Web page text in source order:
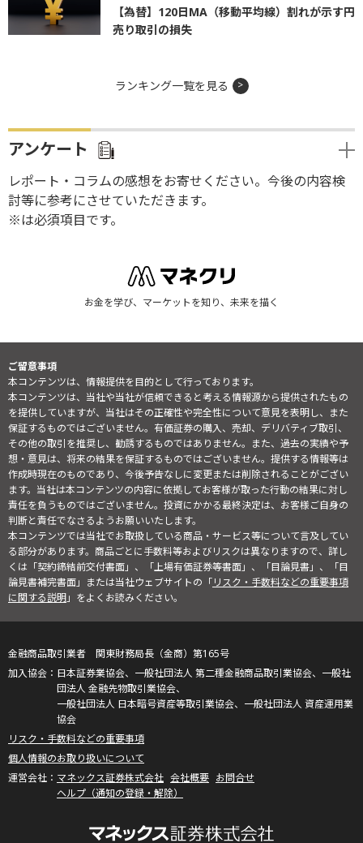
【為替】120日MA（移動平均線）割れが示す円
売り取引の損失
ランキング一覧を見る
アンケート
レポート・コラムの感想をお寄せください。今後の内容検
討等に参考にさせていただきます。
※は必須項目です。
お金を学び、マーケットを知り、未来を描く
ご留意事項
本コンテンツは、情報提供を目的として行っております。
本コンテンツは、当社や当社が信頼できると考える情報源から提供されたもの
を提供していますが、当社はその正確性や完全性について意見を表明し、また
保証するものではございません。有価証券の購入、売却、デリバティブ取引、
その他の取引を推奨し、勧誘するものではありません。また、過去の実績や予
想・意見は、将来の結果を保証するものではございません。提供する情報等は
作成時現在のものであり、今後予告なしに変更または削除されることがござい
ます。当社は本コンテンツの内容に依拠してお客様が取った行動の結果に対し
責任を負うものではございません。投資にかかる最終決定は、お客様ご自身の
判断と責任でなさるようお願いいたします。
本コンテンツでは当社でお取扱している商品・サービス等について言及してい
る部分があります。商品ごとに手数料等およびリスクは異なりますので、詳し
くは「契約締結前交付書面」、「上場有価証券等書面」、「目論見書」、「目
論見書補完書面」または当社ウェブサイトの「リスク・手数料などの重要事項
に関する説明」をよくお読みください。
金融商品取引業者 関東財務局長（金商）第165号
日本証券業協会、一般社団法人 第二種金融商品取引業協会、一般社
団法人 金融先物取引業協会、
一般社団法人 日本暗号資産等取引業協会、一般社団法人 資産運用業
協会
リスク・手数料などの重要事項
個人情報のお取り扱いについて
マネックス証券株式会社 会社概要 お問合せ
ヘルプ（通知の登録・解除）